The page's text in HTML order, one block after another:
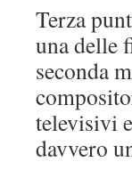
Terza
una delle
seconda
televisivi
davvero